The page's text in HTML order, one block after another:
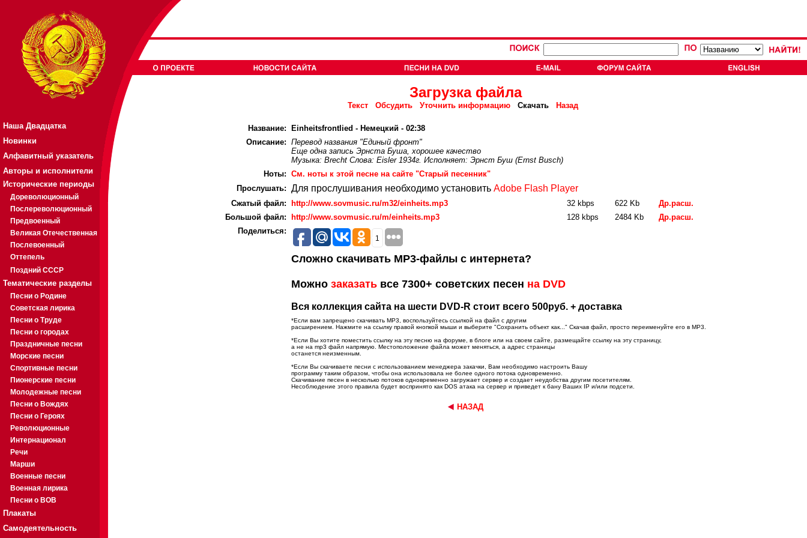
Наша Двадцатка
Новинки
Алфавитный указатель
Авторы и исполнители
Исторические периоды
Дореволюционный
Послереволюционный
Предвоенный
Великая Отечественная
Послевоенный
Оттепель
Поздний СССР
Тематические разделы
Песни о Родине
Советская лирика
Песни о Труде
Песни о городах
Праздничные песни
Морские песни
Спортивные песни
Пионерские песни
Молодежные песни
Песни о Вождях
Песни о Героях
Революционные
Интернационал
Речи
Марши
Военные песни
Военная лирика
Песни о ВОВ
Плакаты
Самодеятельность
Загрузка файла
Текст Обсудить Уточнить информацию Скачать Назад
Название:
Einheitsfrontlied - Немецкий - 02:38
Описание: Перевод названия "Единый фронт"
Еще одна запись Эрнста Буша, хорошее качество
Музыка: Brecht Слова: Eisler 1934г. Исполняет: Эрнст Буш (Ernst Busch)
Ноты: Cм. ноты к этой песне на сайте "Старый песенник"
Прослушать: Для прослушивания необходимо установить Adobe Flash Player
Cжатый файл: http://www.sovmusic.ru/m32/einheits.mp3 32 kbps 622 Kb
Др.расш.
Большой файл:
http://www.sovmusic.ru/m/einheits.mp3 128 kbps 2484 Kb
Др.расш.
Поделиться:
1
Сложно скачивать MP3-файлы с интернета?
Можно заказатьвсе 7300+ советских песен на DVD
Вся коллекция сайта на шести DVD-R стоит всего 500руб. + доставка
*Если вам запрещено скачивать MP3, воспользуйтесь ссылкой на файл с другим
расширением. Нажмите на ссылку правой кнопкой мыши и выберите "Сохранить объект как..." Скачав файл, просто переименуйте его в MP3.
*Если Вы хотите поместить ссылку на эту песню на форуме, в блоге или на своем сайте, размещайте ссылку на эту страницу,
а не на mp3 файл напрямую. Местоположение файла может меняться, а адрес страницы
останется неизменным.
*Если Вы скачиваете песни с использованием менеджера закачки, Вам необходимо настроить Вашу
программу таким образом, чтобы она использовала не более одного потока одновременно.
Скачивание песен в несколько потоков одновременно загружает сервер и создает неудобства другим посетителям.
Несоблюдение этого правила будет воспринято как DOS атака на сервер и приведет к бану Ваших IP и/или подсети.
НАЗАД